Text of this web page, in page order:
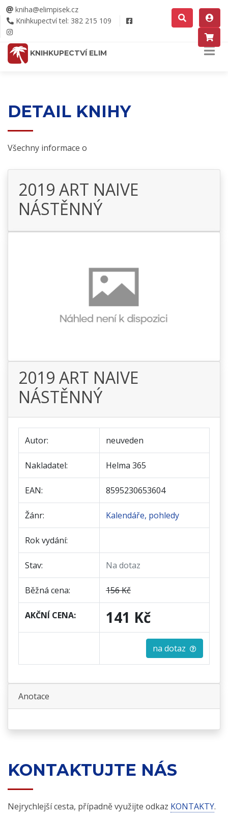
kniha@elimpisek.cz
Knihkupectví tel: 382 215 109
KNIHKUPECTVÍ ELIM
DETAIL KNIHY
Všechny informace o
2019 ART NAIVE
NÁSTĚNNÝ
2019 ART NAIVE
NÁSTĚNNÝ
Autor: neuveden
Nakladatel: Helma 365
EAN: 8595230653604
Žánr: Kalendáře, pohledy
Rok vydání:
Stav: Na dotaz
Běžná cena: 156 Kč
AKČNÍ CENA: 141 Kč
na dotaz
Anotace
KONTAKTUJTE NÁS
Nejrychlejší cesta, případně využijte odkaz KONTAKTY.